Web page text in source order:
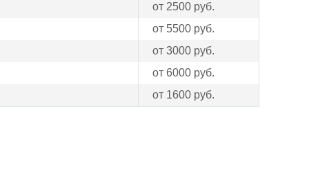
от 2500 руб.
от 5500 руб.
от 3000 руб.
от 6000 руб.
от 1600 руб.